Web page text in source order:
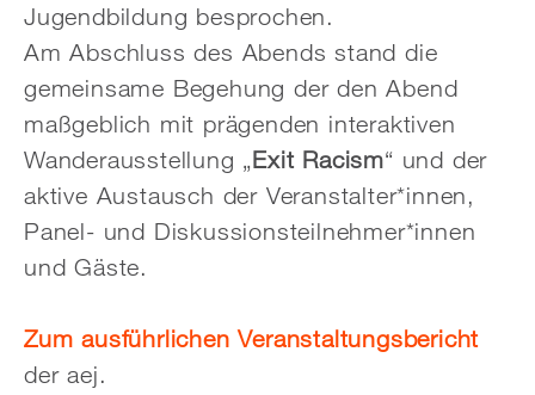
Jugendbildung besprochen.
Am Abschluss des Abends stand die
gemeinsame Begehung der den Abend
maßgeblich mit prägenden interaktiven
Wanderausstellung „Exit Racism“ und der
aktive Austausch der Veranstalter*innen,
Panel- und Diskussionsteilnehmer*innen
und Gäste.
Zum ausführlichen Veranstaltungsbericht
der aej.